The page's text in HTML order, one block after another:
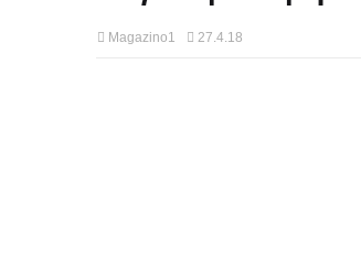
Magazino1 27.4.18